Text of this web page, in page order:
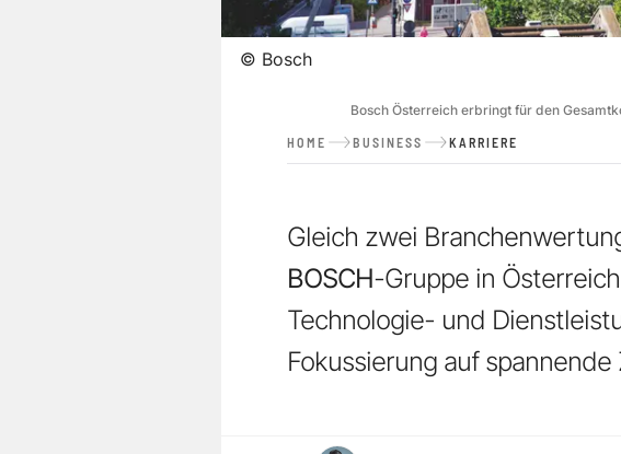
© Bosch
Bosch Österreich erbringt für den
HOME BUSINESS KARRIERE
Gleich zwei
BOSCH-Gruppe in
Technologie- und
Fokussierung auf